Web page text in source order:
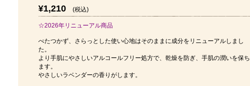
¥1,210 (税込)
☆2026年リニューアル商品
べたつかず、さらっとした使い心地はそのままに成分をリニューアルしまし
た。
より手肌にやさしいアルコールフリー処方で、乾燥を防ぎ、手肌の潤いを保ち
ます。
やさしいラベンダーの香りがします。